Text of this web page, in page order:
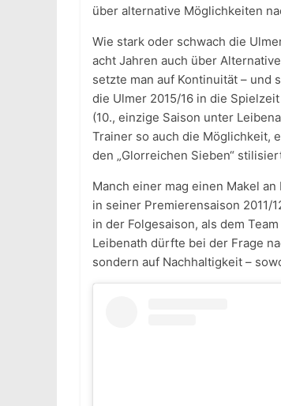
über alternative Möglichkeiten
Wie stark oder schwach die
acht Jahren auch über
setzte man auf Kontinuität – und
die Ulmer 2015/16 in die
(10., einzige Saison unter
Trainer so auch die Möglichkeit,
den „Glorreichen Sieben“
Manch einer mag einen Makel
in seiner Premierensaison 2011/
in der Folgesaison, als dem
Leibenath dürfte bei der Frage
sondern auf Nachhaltigkeit –